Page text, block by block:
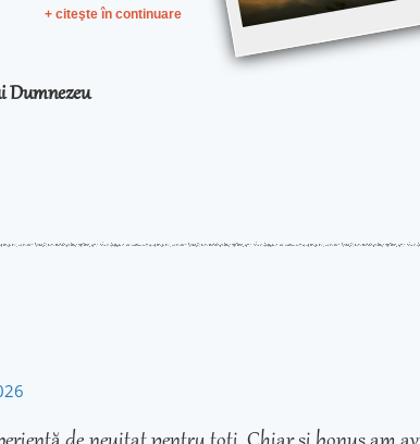
+ citeşte în continuare
Dumnezeu